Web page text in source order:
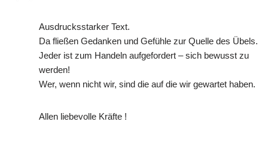
Ausdrucksstarker Text.
Da fließen Gedanken und Gefühle zur Quelle des Übels.
Jeder ist zum Handeln aufgefordert – sich bewusst zu
werden!
Wer, wenn nicht wir, sind die auf die wir gewartet haben.
Allen liebevolle Kräfte !